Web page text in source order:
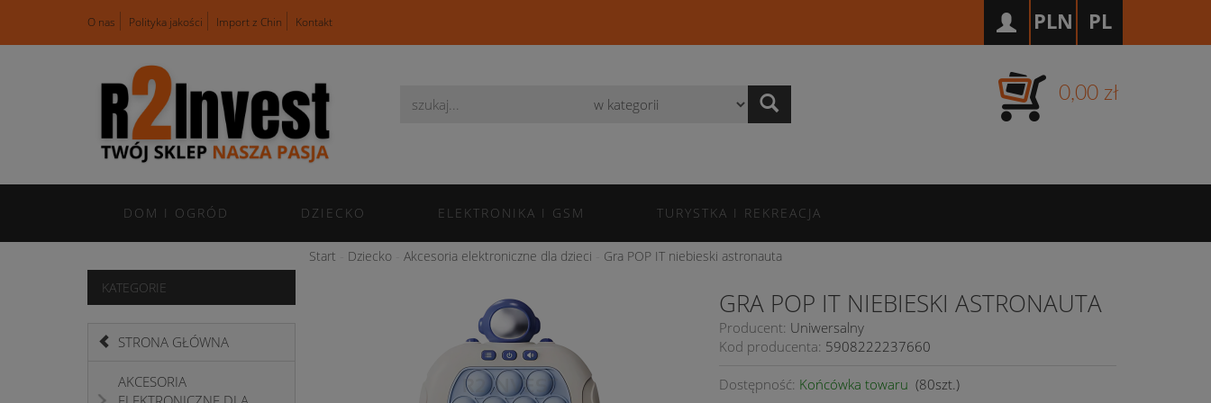
O nas Polityka jakości Import z Chin Kontakt PL
PLN
0,00 zł
DOM I OGRÓD DZIECKO ELEKTRONIKA I GSM TURYSTKA I REKREACJA
Start Dziecko Akcesoria elektroniczne dla dzieci Gra POP IT niebieski astronauta
GRA POP IT NIEBIESKI ASTRONAUTA
Producent: Uniwersalny
Kod producenta: 5908222237660
Dostępność: Końcówka towaru (80szt.)
KATEGORIE
STRONA GŁÓWNA
AKCESORIA